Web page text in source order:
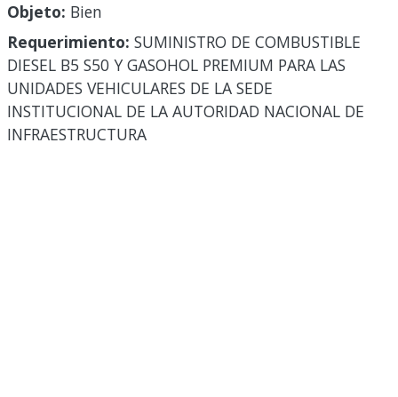
Objeto: Bien
Requerimiento: SUMINISTRO DE COMBUSTIBLE
DIESEL B5 S50 Y GASOHOL PREMIUM PARA LAS
UNIDADES VEHICULARES DE LA SEDE
INSTITUCIONAL DE LA AUTORIDAD NACIONAL DE
INFRAESTRUCTURA